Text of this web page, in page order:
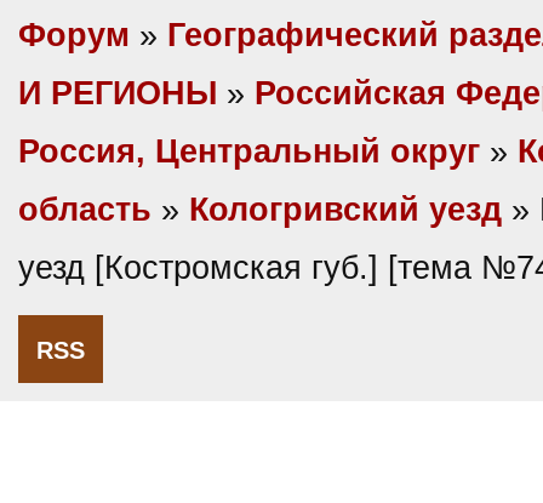
Форум » Географический
И РЕГИОНЫ » Российская
Россия, Центральный округ »
область » Кологривский уезд »
уезд [Костромская губ.] [тема
RSS